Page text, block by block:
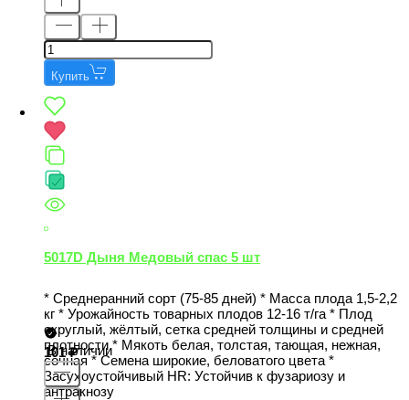
Купить
5017D Дыня Медовый спас 5 шт
* Среднеранний сорт (75-85 дней) * Масса плода 1,5-2,2
кг * Урожайность товарных плодов 12-16 т/га * Плод
округлый, жёлтый, сетка средней толщины и средней
плотности * Мякоть белая, толстая, тающая, нежная,
сочная * Семена широкие, беловатого цвета *
Засухоустойчивый НR: Устойчив к фузариозу и
антракнозу
В наличии
101